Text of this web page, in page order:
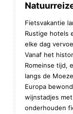
Fietsvakantie
Rustige hotels
elke dag
Vanaf het
Romeinse tijd,
langs de
Europa
wijnstadjes
onderhouden